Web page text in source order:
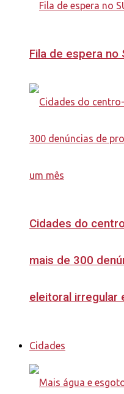
Fila de espera no
Cidades do
mais de 300
eleitoral irregular
Cidades